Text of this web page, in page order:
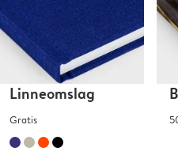
Linneomslag
Gratis